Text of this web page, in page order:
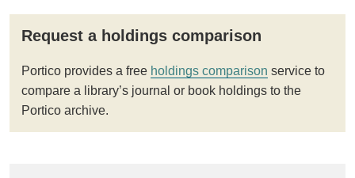
Request a holdings comparison
Portico provides a free holdings comparison service to
compare a library’s journal or book holdings to the
Portico archive.